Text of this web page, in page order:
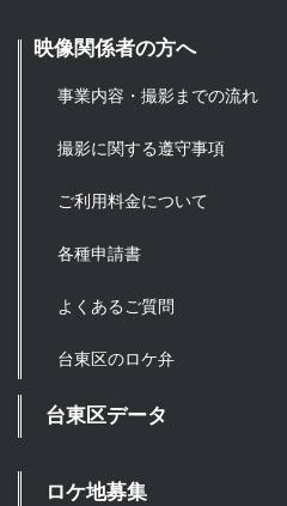
映像関係者の方へ
事業内容・撮影までの流れ
撮影に関する遵守事項
ご利用料金について
各種申請書
よくあるご質問
台東区のロケ弁
台東区データ
ロケ地募集